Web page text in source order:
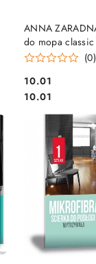
ANNA
do mopa classic
mix kolorów, ST-(0)
Cena:
10.01
Cena:
10.01
DO